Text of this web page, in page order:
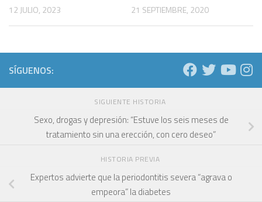
12 JULIO, 2023 21 SEPTIEMBRE, 2020
SÍGUENOS:
SIGUIENTE HISTORIA
Sexo, drogas y depresión: “Estuve los seis meses de
tratamiento sin una erección, con cero deseo”
HISTORIA PREVIA
Expertos advierte que la periodontitis severa “agrava o
empeora” la diabetes